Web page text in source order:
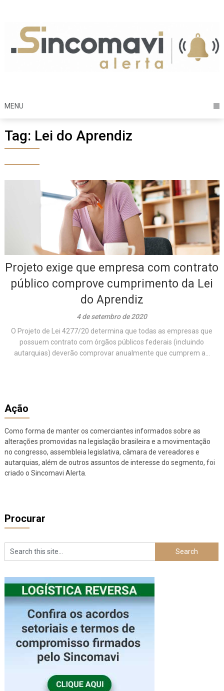
content
MENU
Tag: Lei do Aprendiz
Projeto exige que empresa com contrato
público comprove cumprimento da Lei
do Aprendiz
4 de setembro de 2020
O Projeto de Lei 4277/20 determina que todas as empresas que
possuem contrato com órgãos públicos federais (incluindo
autarquias) deverão comprovar anualmente que cumprem a...
Ação
Como forma de manter os comerciantes informados sobre as
alterações promovidas na legislação brasileira e a movimentação
no congresso, assembleia legislativa, câmara de vereadores e
autarquias, além de outros assuntos de interesse do segmento, foi
criado o Sincomavi Alerta.
Procurar